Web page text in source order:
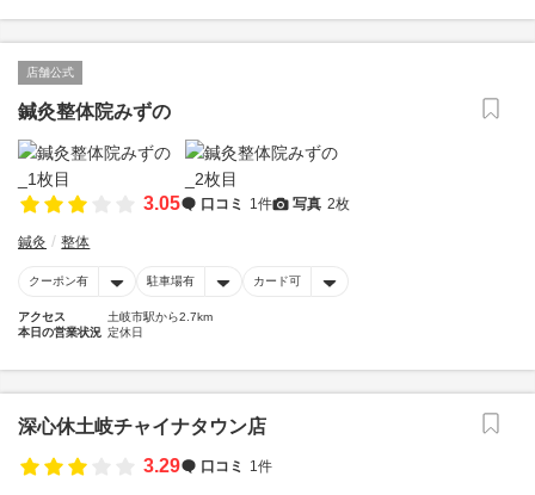
店舗公式
鍼灸整体院みずの
3.05 口コミ 1件 写真 2枚
鍼灸 整体
クーポン有 駐車場有 カード可
アクセス
土岐市駅から2.7km
本日の営業状況 定休日
深心休土岐チャイナタウン店
3.29
口コミ 1件